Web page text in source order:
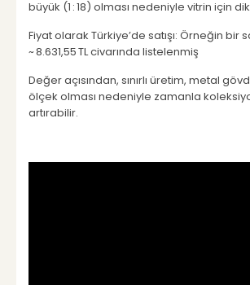
büyük (1 : 18) olması nedeniyle vitrin için
Fiyat olarak Türkiye’de satışı: Örneğin bir
~ 8.631,55 TL civarında listelenmiş
Değer açısından, sınırlı üretim, metal
ölçek olması nedeniyle zamanla
artırabilir.